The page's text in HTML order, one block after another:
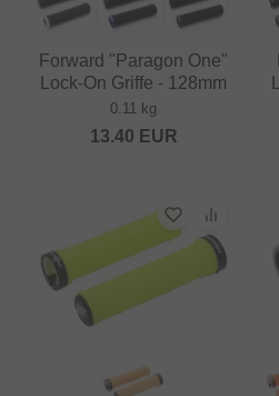
Forward "Paragon One"
Lock-On Griffe - 128mm
0.11 kg
13.40 EUR